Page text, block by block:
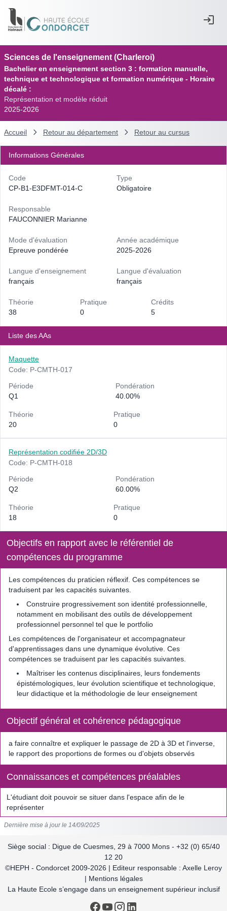
Sciences de l'enseignement (Charleroi)
Bachelier en enseignement section 3 : formation manuelle,
technique et technologique et formation numérique - Horaire
décalé :
Représentation et modèle réduit
2025-2026
Accueil Retour au département Retour au cursus
Informations Générales
Code
CP-B1-E3DFMT-014-C
Type
Obligatoire
Responsable
FAUCONNIER Marianne
Mode d'évaluation
Epreuve pondérée
Année académique
2025-2026
Langue d'enseignement
français
Langue d'évaluation
français
Théorie
38
Pratique
0
Crédits
5
Liste des AAs
Maquette
Code: P-CMTH-017
Période
Q1
Pondération
40.00%
Théorie
20
Pratique
0
Représentation codifiée 2D/3D
Code: P-CMTH-018
Période
Q2
Pondération
60.00%
Théorie
18
Pratique
0
Objectifs en rapport avec le référentiel de
compétences du programme
Les compétences du praticien réflexif. Ces compétences se
traduisent par les capacités suivantes.
Construire progressivement son identité professionnelle,
notamment en mobilisant des outils de développement
professionnel personnel tel que le portfolio
Les compétences de l'organisateur et accompagnateur
d'apprentissages dans une dynamique évolutive. Ces
compétences se traduisent par les capacités suivantes.
Maîtriser les contenus disciplinaires, leurs fondements
épistémologiques, leur évolution scientifique et technologique,
leur didactique et la méthodologie de leur enseignement
Objectif général et cohérence pédagogique
a faire connaître et expliquer le passage de 2D à 3D et l'inverse,
le rapport des proportions de formes ou d'objets observés
Connaissances et compétences préalables
L'étudiant doit pouvoir se situer dans l'espace afin de le
représenter
Dernière mise à jour le 14/09/2025
Siège social : Digue de Cuesmes, 29 à 7000 Mons - +32 (0) 65/40
12 20
©HEPH - Condorcet 2009-2026 | Editeur responsable : Axelle Leroy
| Mentions légales
La Haute Ecole s’engage dans un enseignement supérieur inclusif